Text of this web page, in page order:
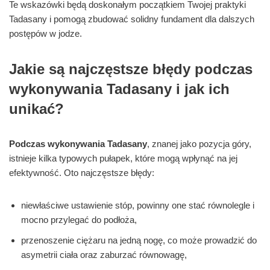
Te wskazówki będą doskonałym początkiem Twojej praktyki
Tadasany i pomogą zbudować solidny fundament dla dalszych
postępów w jodze.
Jakie są najczęstsze błędy podczas
wykonywania Tadasany i jak ich
unikać?
Podczas wykonywania Tadasany, znanej jako pozycja góry,
istnieje kilka typowych pułapek, które mogą wpłynąć na jej
efektywność. Oto najczęstsze błędy:
niewłaściwe ustawienie stóp, powinny one stać równolegle i
mocno przylegać do podłoża,
przenoszenie ciężaru na jedną nogę, co może prowadzić do
asymetrii ciała oraz zaburzać równowagę,